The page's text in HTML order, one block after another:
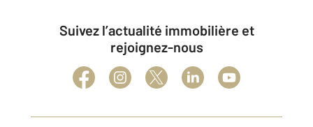
Suivez l’actualité immobilière et
rejoignez-nous